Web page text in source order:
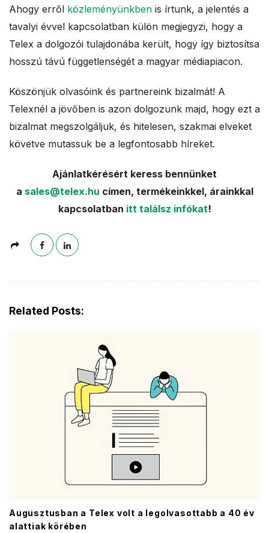
Ahogy erről közleményünkben is írtunk, a jelentés a
tavalyi évvel kapcsolatban külön megjegyzi, hogy a
Telex a dolgozói tulajdonába került, hogy így biztosítsa
hosszú távú függetlenségét a magyar médiapiacon.
Köszönjük olvasóink és partnereink bizalmát! A
Telexnél a jövőben is azon dolgozunk majd, hogy ezt a
bizalmat megszolgáljuk, és hitelesen, szakmai elveket
követve mutassuk be a legfontosabb híreket.
Ajánlatkérésért keress bennünket
a sales@telex.hu címen, termékeinkkel, árainkkal
kapcsolatban itt találsz infókat!
Related Posts:
Augusztusban a Telex volt a legolvasottabb a 40 év
alattiak körében